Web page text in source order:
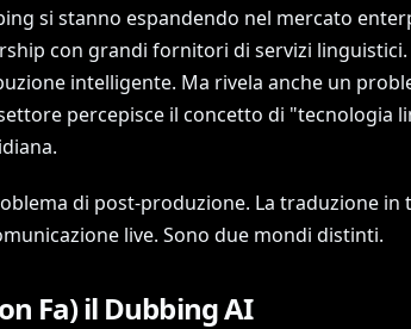
si stanno espandendo nel mercato
con grandi fornitori di servizi linguistici.
intelligente. Ma rivela anche un
percepisce il concetto di "tecnologia
di post-produzione. La traduzione in
live. Sono due mondi distinti.
Fa) il Dubbing AI